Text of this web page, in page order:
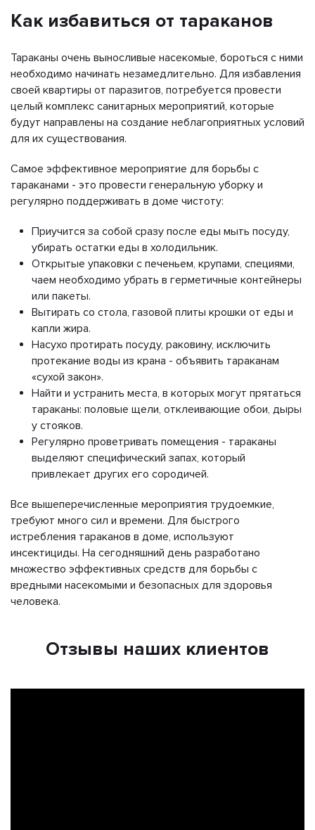
Как избавиться от тараканов
Тараканы очень выносливые насекомые, бороться с ними
необходимо начинать незамедлительно. Для избавления
своей квартиры от паразитов, потребуется провести
целый комплекс санитарных мероприятий, которые
будут направлены на создание неблагоприятных условий
для их существования.
Самое эффективное мероприятие для борьбы с
тараканами - это провести генеральную уборку и
регулярно поддерживать в доме чистоту:
Приучится за собой сразу после еды мыть посуду,
убирать остатки еды в холодильник.
Открытые упаковки с печеньем, крупами, специями,
чаем необходимо убрать в герметичные контейнеры
или пакеты.
Вытирать со стола, газовой плиты крошки от еды и
капли жира.
Насухо протирать посуду, раковину, исключить
протекание воды из крана - объявить тараканам
«сухой закон».
Найти и устранить места, в которых могут прятаться
тараканы: половые щели, отклеивающие обои, дыры
у стояков.
Регулярно проветривать помещения - тараканы
выделяют специфический запах, который
привлекает других его сородичей.
Все вышеперечисленные мероприятия трудоемкие,
требуют много сил и времени. Для быстрого
истребления тараканов в доме, используют
инсектициды. На сегодняшний день разработано
множество эффективных средств для борьбы с
вредными насекомыми и безопасных для здоровья
человека.
Отзывы наших клиентов